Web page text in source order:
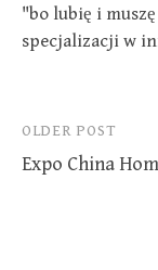
"bo lubię i
specjalizacji w
Post
navigation
OLDER POST
Expo China